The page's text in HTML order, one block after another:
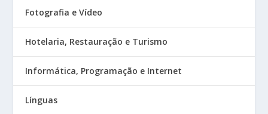
Fotografia e Vídeo
Hotelaria, Restauração e Turismo
Informática, Programação e Internet
Línguas